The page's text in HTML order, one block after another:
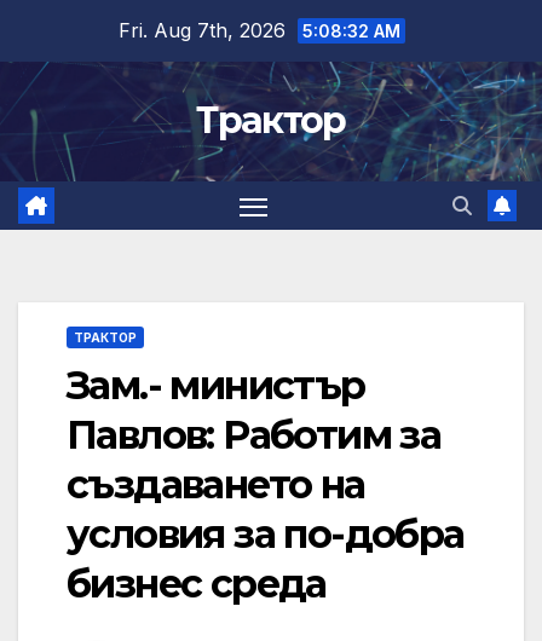
content
Fri. Aug 7th, 2026 5:08:32 AM
Трактор
ТРАКТОР
Зам.- министър
Павлов: Работим за
създаването на
условия за по-добра
бизнес среда